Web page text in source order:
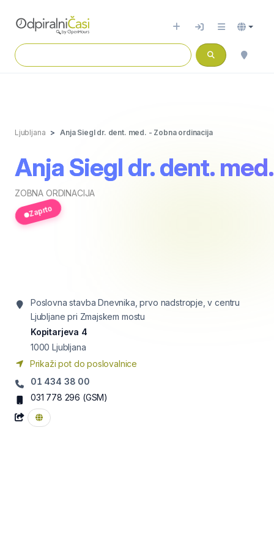
Ljubljana Anja Siegl dr. dent. med. - Zobna ordinacija
Anja Siegl dr. dent.
ZOBNA ORDINACIJA
Zaprto
Poslovna stavba Dnevnika, prvo nadstropje, v centru
Ljubljane pri Zmajskem mostu
Kopitarjeva 4
1000 Ljubljana
Prikaži pot do poslovalnice
01 434 38 00
031 778 296 (GSM)